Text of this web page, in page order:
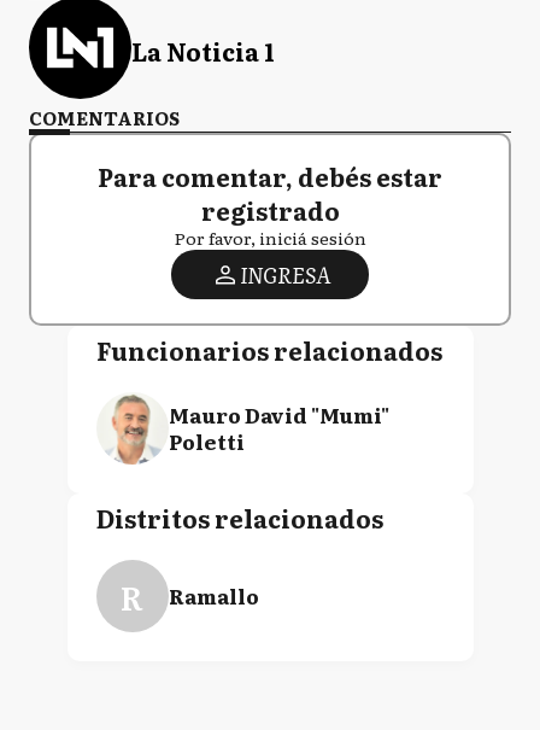
La Noticia 1
COMENTARIOS
Para comentar, debés estar
registrado
Por favor, iniciá sesión
INGRESA
Funcionarios relacionados
Mauro David "Mumi"
Poletti
Distritos relacionados
R Ramallo